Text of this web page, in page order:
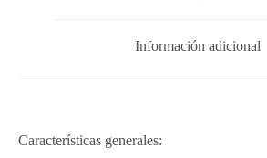
Información adicional
Características generales: